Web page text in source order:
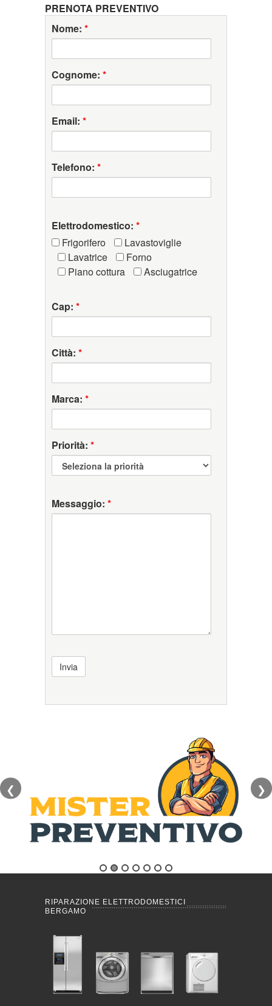
PRENOTA PREVENTIVO
Nome: *
Cognome: *
Email: *
Telefono: *
Elettrodomestico: *
Frigorifero
Lavastoviglie
Lavatrice
Forno
Piano cottura
Asciugatrice
Cap: *
Città: *
Marca: *
Priorità: *
Messaggio: *
❮ ❯
RIPARAZIONE ELETTRODOMESTICI
BERGAMO